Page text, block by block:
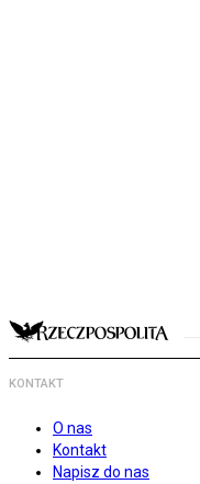
KONTAKT
O nas
Kontakt
Napisz do nas